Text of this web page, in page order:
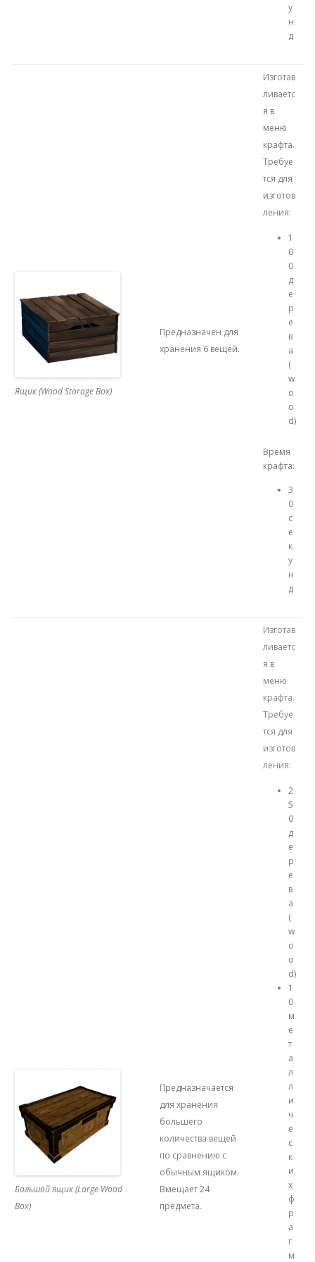
у
н
д
Ящик (Wood Storage Box)
Предназначен для
хранения 6 вещей.
Изготав
ливаетс
я в
меню
крафта.
Требуе
тся для
изготов
ления:
1
0
0
д
е
р
е
в
а
(
w
o
o
d)
Время
крафта:
3
0
с
е
к
у
н
д
Большой ящик (Large Wood
Box)
Предназначается
для хранения
большего
количества вещей
по сравнению с
обычным ящиком.
Вмещает 24
предмета.
Изготав
ливаетс
я в
меню
крафта.
Требуе
тся для
изготов
ления:
2
5
0
д
е
р
е
в
а
(
w
o
o
d)
1
0
м
е
т
а
л
л
и
ч
е
с
к
и
х
ф
р
а
г
м